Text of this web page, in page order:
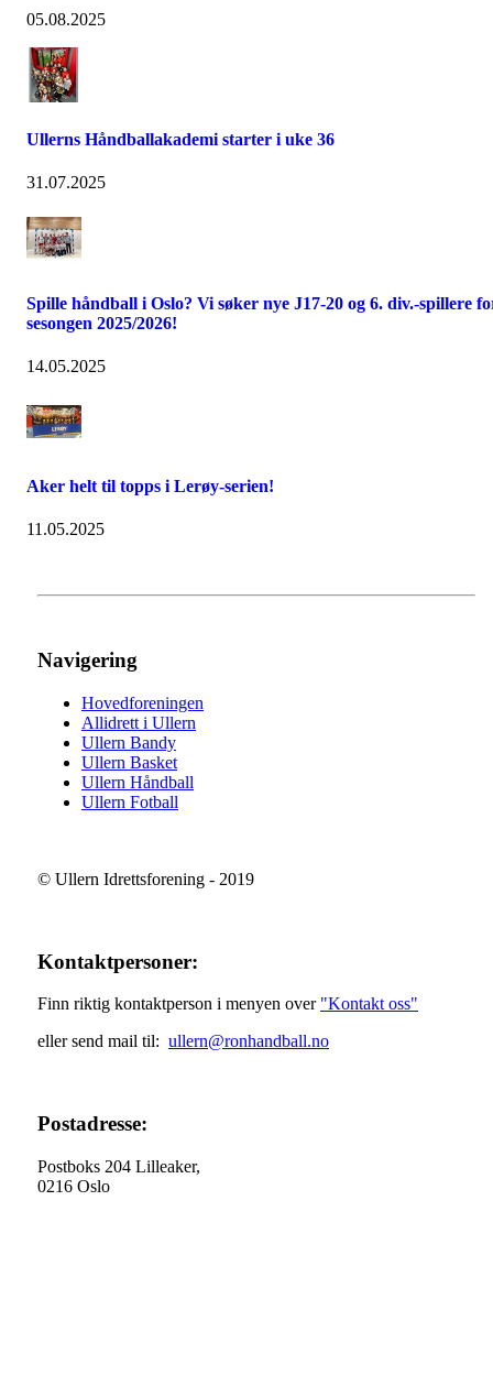
05.08.2025
Ullerns Håndballakademi starter i uke 36
31.07.2025
Spille håndball i Oslo? Vi søker nye J17-20 og 6. div.-spillere
sesongen 2025/2026!
14.05.2025
Aker helt til topps i Lerøy-serien!
11.05.2025
Navigering
Hovedforeningen
Allidrett i Ullern
Ullern Bandy
Ullern Basket
Ullern Håndball
Ullern Fotball
© Ullern Idrettsforening - 2019
Kontaktpersoner:
Finn riktig kontaktperson i menyen over "Kontakt oss"
eller send mail til: ullern@ronhandball.no
Postadresse:
Postboks 204 Lilleaker,
0216 Oslo